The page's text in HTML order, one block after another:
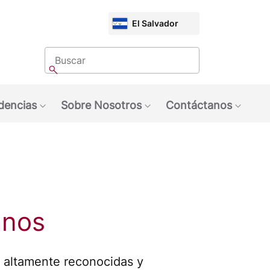
CHOOSE
MARKET
El Salvador
Buscar
Buscar
Sobre Nosotros
Contáctanos
altamente reconocidas y